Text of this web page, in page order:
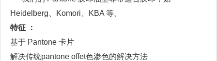
Heidelberg、Komori、KBA 等。
特征 ：
基于 Pantone 卡片
解决传统pantone offet色渗色的解决方法